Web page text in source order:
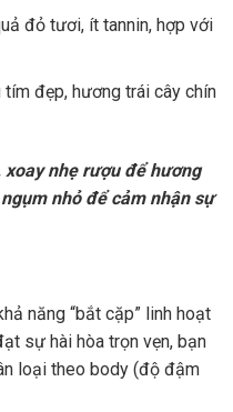
đỏ tươi, ít tannin, hợp với
đẹp, hương trái cây chín
xoay nhẹ rượu để hương
nhỏ để cảm nhận sự
năng “bắt cặp” linh hoạt
sự hài hòa trọn vẹn, bạn
loại theo body (độ đậm